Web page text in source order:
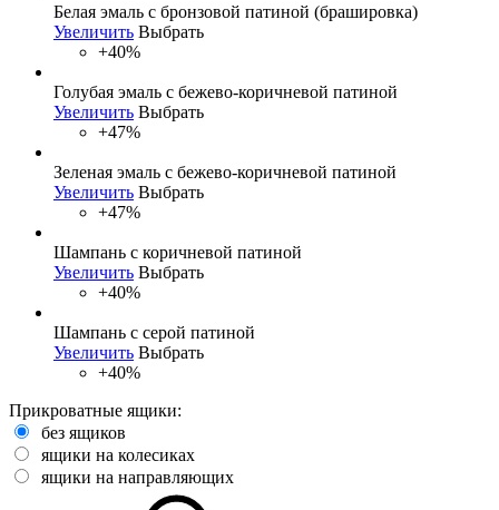
Белая эмаль с бронзовой патиной (брашировка)
Увеличить Выбрать
+40%
Голубая эмаль с бежево-коричневой патиной
Увеличить Выбрать
+47%
Зеленая эмаль с бежево-коричневой патиной
Увеличить Выбрать
+47%
Шампань с коричневой патиной
Увеличить Выбрать
+40%
Шампань с серой патиной
Увеличить Выбрать
+40%
Прикроватные ящики:
без ящиков
ящики на колесиках
ящики на направляющих